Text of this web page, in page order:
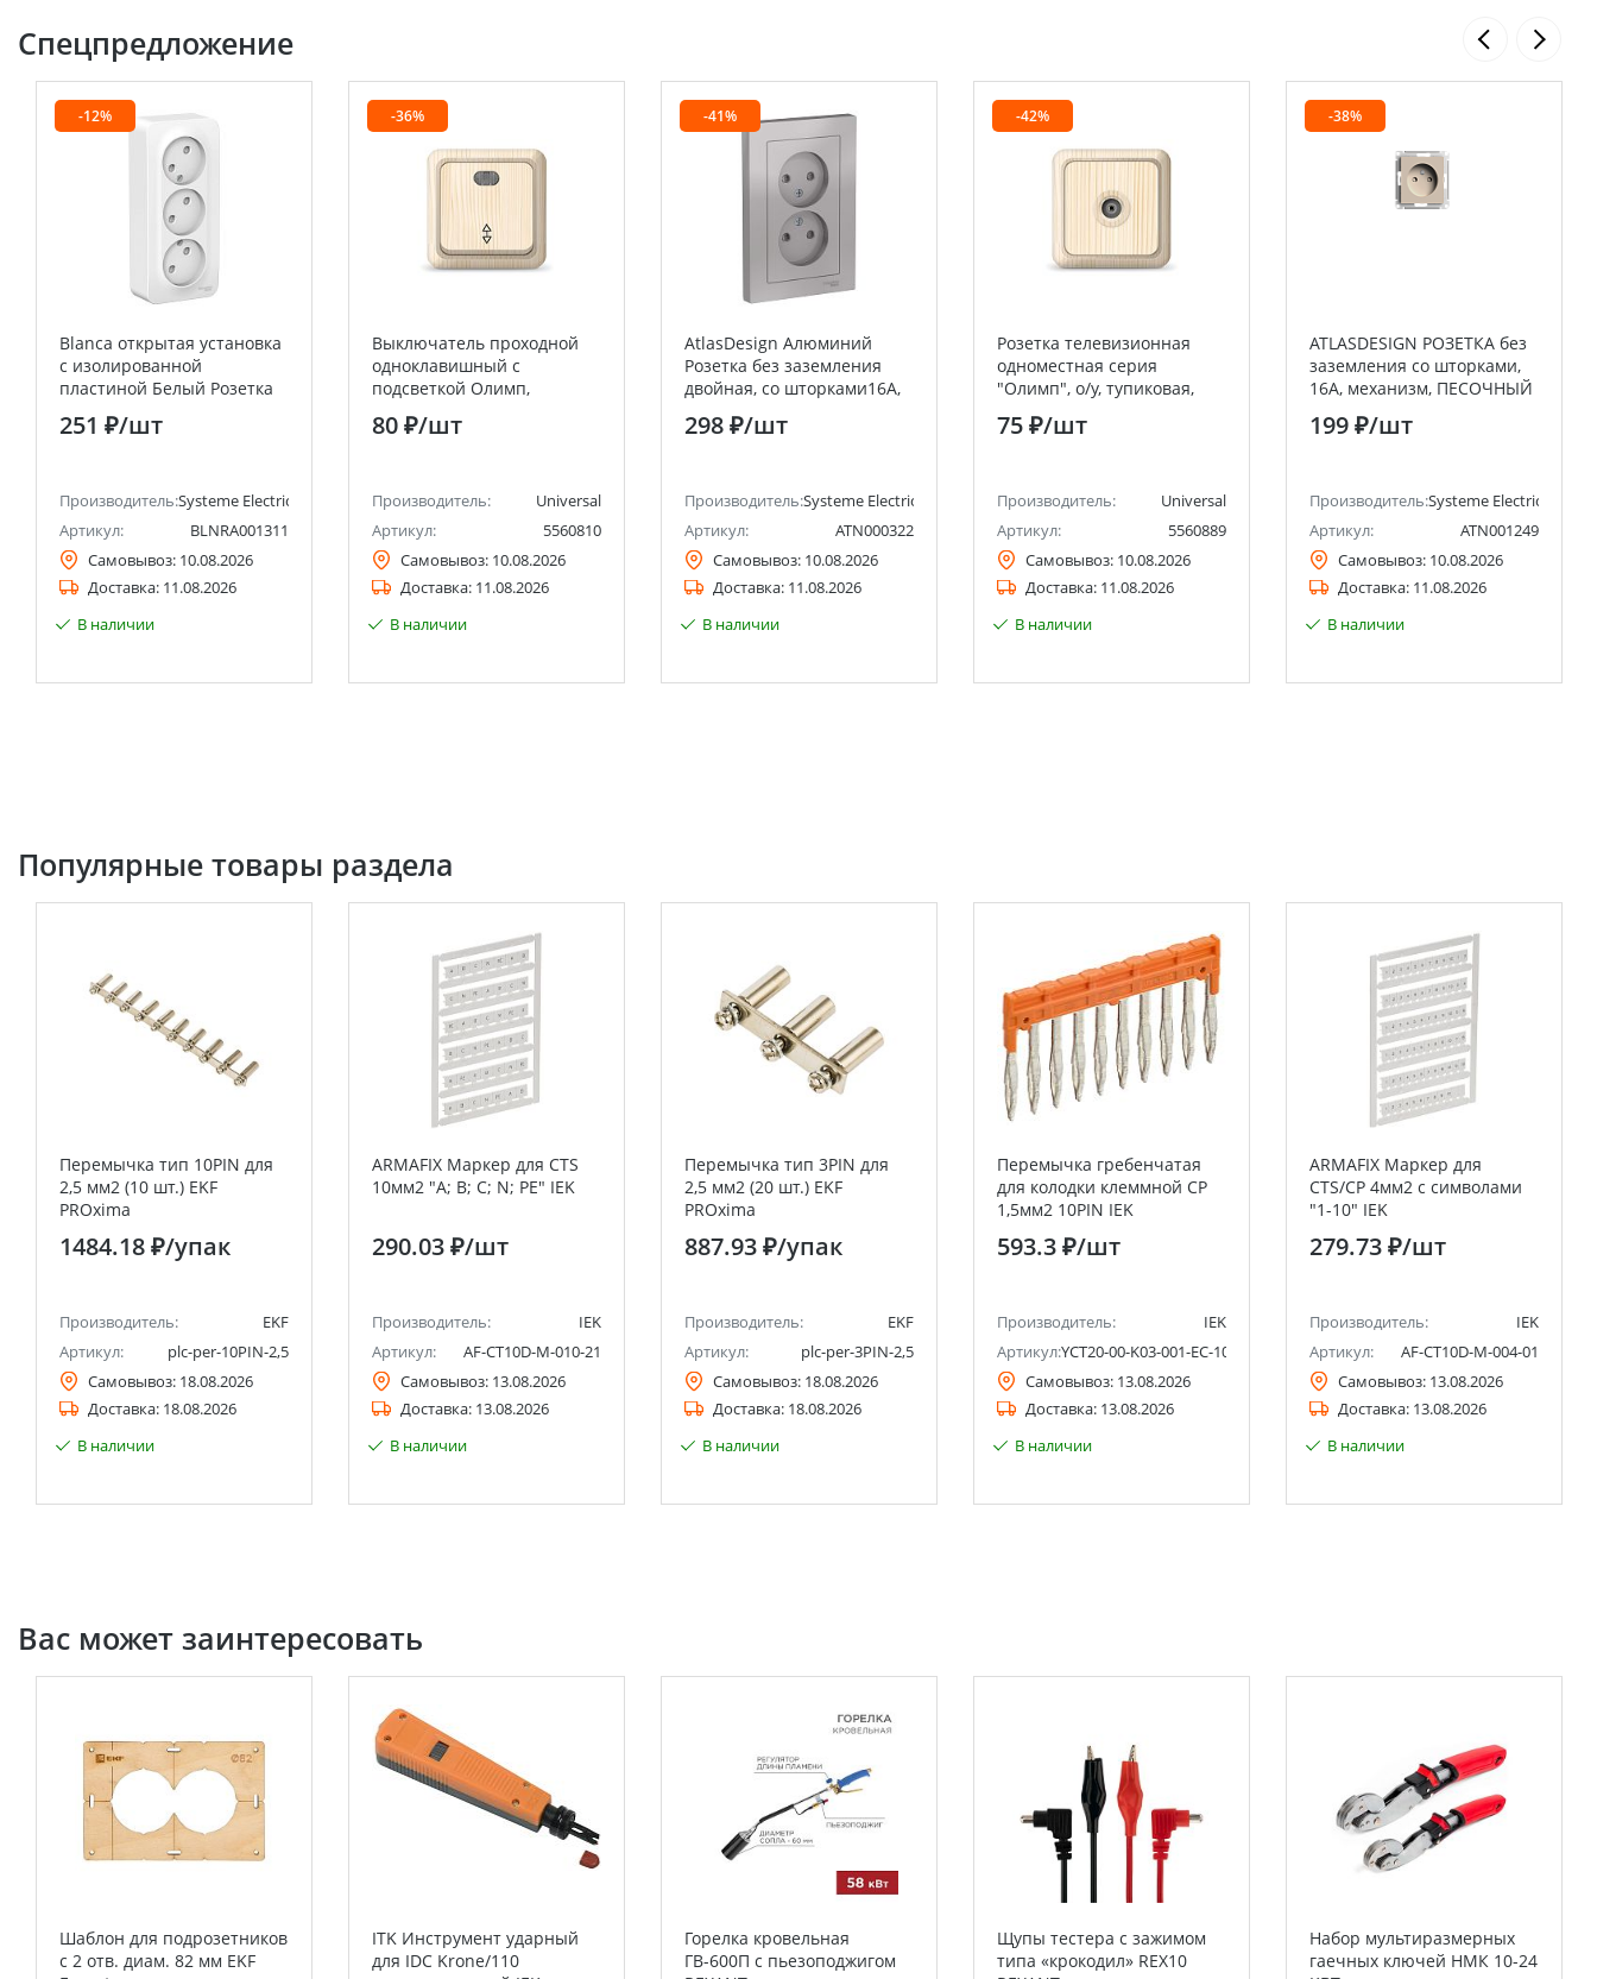
Спецпредложение
Schneider Electric)
-12%
Blanca открытая установка
с изолированной
пластиной Белый Розетка
тройная без заземления со
шторками 16А Systeme
251 ₽/шт
Производитель:Systeme Electric (ранее Schneider Electric)
Артикул:
BLNRA001311
Самовывоз: 10.08.2026
Доставка: 11.08.2026
В наличии
-36%
Выключатель проходной
одноклавишный с
подсветкой Олимп,
открытой установки, 10А,
220В, сосна UNIVERSAL
80 ₽/шт
Производитель:
Universal
Артикул:
5560810
Самовывоз: 10.08.2026
Доставка: 11.08.2026
В наличии
-41%
AtlasDesign Алюминий
Розетка без заземления
двойная, со шторками16А,
(в сборе с рамкой) Systeme
Electric (Schneider Electric)
298 ₽/шт
Производитель:Systeme Electric (ранее Schneider Electric)
Артикул:
ATN000322
Самовывоз: 10.08.2026
Доставка: 11.08.2026
В наличии
-42%
Розетка телевизионная
одноместная серия
"Олимп", о/у, тупиковая,
75Ом, ч/д 4-2400Мгц, сосна
(еврослот) UNIVERSAL
75 ₽/шт
Производитель:
Universal
Артикул:
5560889
Самовывоз: 10.08.2026
Доставка: 11.08.2026
В наличии
-38%
ATLASDESIGN РОЗЕТКА без
заземления со шторками,
16А, механизм, ПЕСОЧНЫЙ
Systeme Electric (Schneider
Electric)
199 ₽/шт
Производитель:Systeme Electric
Артикул:
ATN001249
Самовывоз: 10.08.2026
Доставка: 11.08.2026
В наличии
Популярные товары раздела
Перемычка тип 10PIN для
2,5 мм2 (10 шт.) EKF
PROxima
1484.18 ₽/упак
Производитель:
EKF
Артикул:
plc-per-10PIN-2,5
Самовывоз: 18.08.2026
Доставка: 18.08.2026
В наличии
ARMAFIX Маркер для CTS
10мм2 "A; B; C; N; PE" IEK
290.03 ₽/шт
Производитель:
IEK
Артикул:
AF-CT10D-M-010-21
Самовывоз: 13.08.2026
Доставка: 13.08.2026
В наличии
Перемычка тип 3PIN для
2,5 мм2 (20 шт.) EKF
PROxima
887.93 ₽/упак
Производитель:
EKF
Артикул:
plc-per-3PIN-2,5
Самовывоз: 18.08.2026
Доставка: 18.08.2026
В наличии
Перемычка гребенчатая
для колодки клеммной CP
1,5мм2 10PIN IEK
593.3 ₽/шт
Производитель:
IEK
Артикул:YCT20-00-K03-001-EC-10P
Самовывоз: 13.08.2026
Доставка: 13.08.2026
В наличии
ARMAFIX Маркер для
CTS/CP 4мм2 с символами
"1-10" IEK
279.73 ₽/шт
Производитель:
IEK
Артикул:
AF-CT10D-M-004-01
Самовывоз: 13.08.2026
Доставка: 13.08.2026
В наличии
Вас может заинтересовать
Шаблон для подрозетников
c 2 отв. диам. 82 мм EKF
ITK Инструмент ударный
для IDC Krone/110
Горелка кровельная
ГВ-600П с пьезоподжигом
Щупы тестера с зажимом
типа «крокодил» REX10
Набор мультиразмерных
гаечных ключей НМК 10-24